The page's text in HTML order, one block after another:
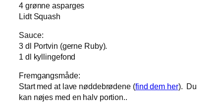
4 grønne asparges
Lidt Squash
Sauce:
3 dl Portvin (gerne Ruby).
1 dl kyllingefond
Fremgangsmåde:
Start med at lave nøddebrødene (find dem her). Du
kan nøjes med en halv portion..